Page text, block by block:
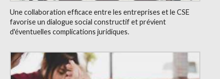
Une collaboration efficace entre les entreprises et le CSE
favorise un dialogue social constructif et prévient
d'éventuelles complications juridiques.